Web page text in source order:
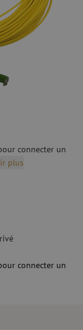
connecter un
plus
connecter un